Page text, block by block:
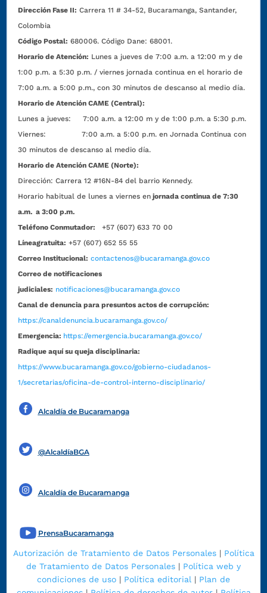
Dirección Fase II: Carrera 11 # 34-52, Bucaramanga, Santander,
Colombia
Código Postal: 680006. Código Dane: 68001.
Horario de Atención: Lunes a jueves de 7:00 a.m. a 12:00 m y de
1:00 p.m. a 5:30 p.m. / viernes jornada continua en el horario de
7:00 a.m. a 5:00 p.m., con 30 minutos de descanso al medio día.
Horario de Atención CAME (Central):
Lunes a jueves: 7:00 a.m. a 12:00 m y de 1:00 p.m. a 5:30 p.m.
Viernes: 7:00 a.m. a 5:00 p.m. en Jornada Continua con
30 minutos de descanso al medio día.
Horario de Atención CAME (Norte):
Dirección:Carrera 12 #16N-84 del barrio Kennedy.
Horario habitual de lunes a viernes en jornada continua de 7:30
a.m. a 3:00 p.m.
Teléfono Conmutador:
+57 (607) 633 70 00
Líneagratuita: +57 (607) 652 55 55
Correo Institucional: contactenos@bucaramanga.gov.co
Correo de notificaciones
judiciales: notificaciones@bucaramanga.gov.co
Canal de denuncia para presuntos actos de corrupción:
https://canaldenuncia.bucaramanga.gov.co/
Emergencia: https://emergencia.bucaramanga.gov.co/
Radique aquí su queja disciplinaria:
https://www.bucaramanga.gov.co/gobierno-ciudadanos-
1/secretarias/oficina-de-control-interno-disciplinario/
Alcaldía de Bucaramanga
@AlcaldíaBGA
Alcaldía de Bucaramanga
PrensaBucaramanga
Autorización de Tratamiento de Datos Personales| Política
de Tratamiento de Datos Personales | Política web y
condiciones de uso | Política editorial | Plan de